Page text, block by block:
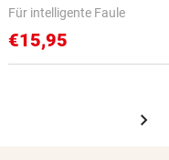
Für intelligente Faule
€15,95
chevron_right